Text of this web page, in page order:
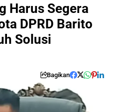
Harus Segera
DPRD Barito
Solusi
Bagikan